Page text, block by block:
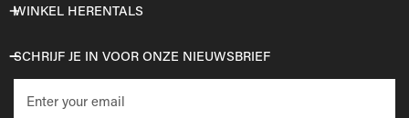
WINKEL HERENTALS
SCHRIJF JE IN VOOR ONZE NIEUWSBRIEF
mail